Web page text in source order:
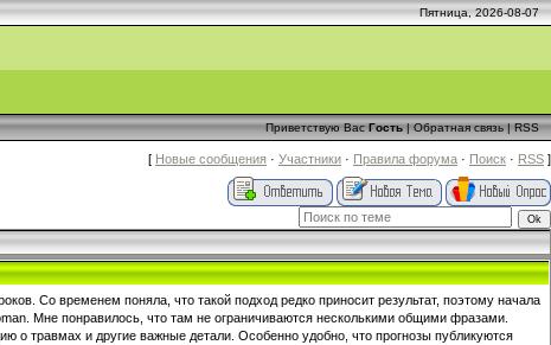
Пятница, 2026-08-07
Приветствую Вас Гость|Обратная связь|RSS
[ Новые сообщения · Участники · Правила форума · Поиск · RSS ]
Со временем поняла, что такой подход редко приносит результат, поэтому начала
Мне понравилось, что там не ограничиваются несколькими общими фразами.
о травмах и другие важные детали. Особенно удобно, что прогнозы публикуются